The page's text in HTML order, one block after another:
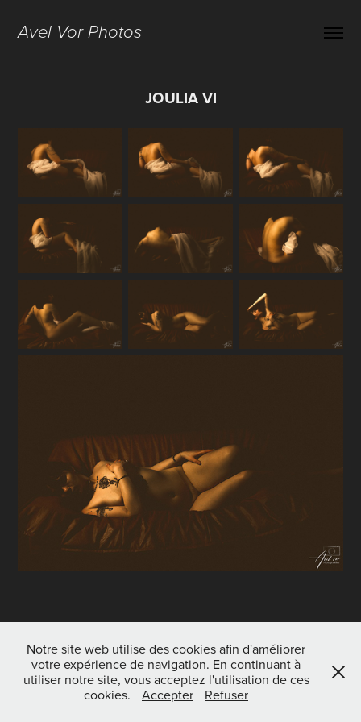
Avel Vor Photos
JOULIA VI
Notre site web utilise des cookies afin d'améliorer
votre expérience de navigation. En continuant à
utiliser notre site, vous acceptez l'utilisation de ces
cookies.
Accepter Refuser